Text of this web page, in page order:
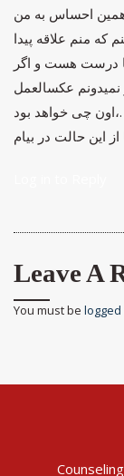
احساس به من
منم علاقه پیدا
درست هست و اگر
عکسالعمل
اون چی خواهد بود،.
Leave A
You must be logged